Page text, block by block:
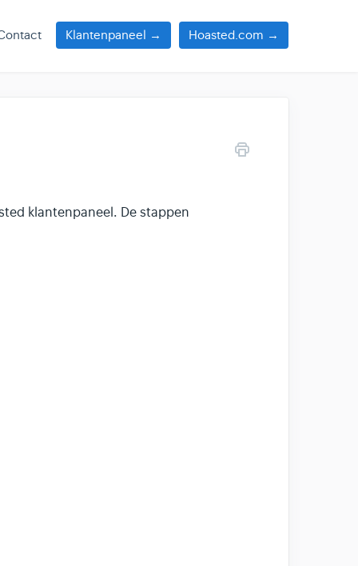
Klantenpaneel → Hoasted.com →
klantenpaneel. De stappen